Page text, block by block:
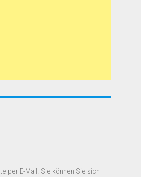
per E-Mail. Sie können Sie sich